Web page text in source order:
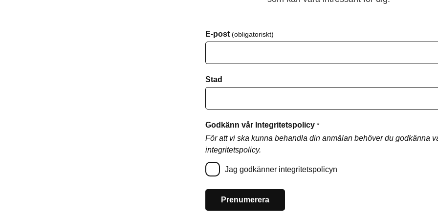
E-post (obligatoriskt)
Stad
Godkänn vår Integritetspolicy *
För att vi ska kunna behandla din anmälan behöver du godkänna
integritetspolicy.
Jag godkänner integritetspolicyn
Prenumerera